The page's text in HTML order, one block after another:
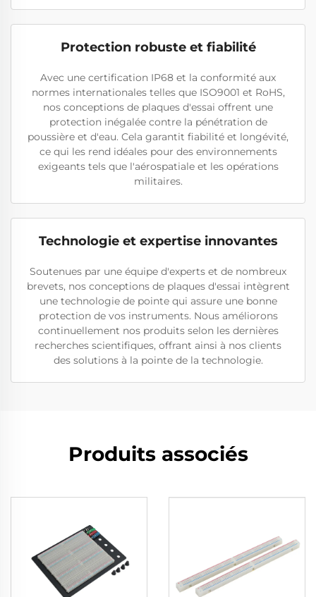
Protection robuste et fiabilité
Avec une certification IP68 et la conformité aux
normes internationales telles que ISO9001 et RoHS,
nos conceptions de plaques d'essai offrent une
protection inégalée contre la pénétration de
poussière et d'eau. Cela garantit fiabilité et longévité,
ce qui les rend idéales pour des environnements
exigeants tels que l'aérospatiale et les opérations
militaires.
Technologie et expertise innovantes
Soutenues par une équipe d'experts et de nombreux
brevets, nos conceptions de plaques d'essai intègrent
une technologie de pointe qui assure une bonne
protection de vos instruments. Nous améliorons
continuellement nos produits selon les dernières
recherches scientifiques, offrant ainsi à nos clients
des solutions à la pointe de la technologie.
Produits associés